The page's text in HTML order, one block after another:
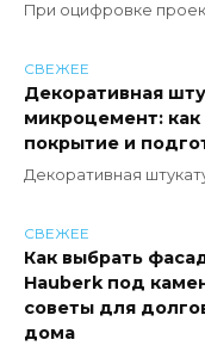
При оцифровке
СВЕЖЕЕ
Декоративная
микроцемент: как
покрытие и
Декоративная
СВЕЖЕЕ
Как выбрать
Hauberk под
советы для
дома